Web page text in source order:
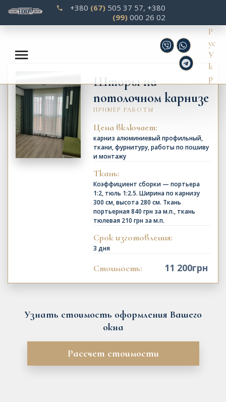
‎+380 (67) 505 37 57, ‎+380
(99) 000 26 02
Р
ус
У
к
р
Шторы на
потолочном карнизе
ПРИМЕР РАБОТЫ
Цена включает:
карниз алюминиевый профильный,
ткани, фурнитуру, работы по пошиву
и монтажу
Ткань:
Коэффициент сборки — портьера
1:2, тюль 1:2.5. Ширина по карнизу
300 см, высота 280 см. Ткань
портьерная 840 грн за м.п., ткань
тюлевая 210 грн за м.п.
Срок изготовления:
3 дня
Стоимость: грн
11 200
Узнать стоимость оформления Вашего
окна
Рассчет стоимости